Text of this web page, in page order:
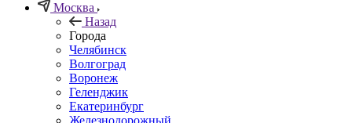
Москва
Назад
Города
Челябинск
Волгоград
Воронеж
Геленджик
Екатеринбург
Железнодорожный